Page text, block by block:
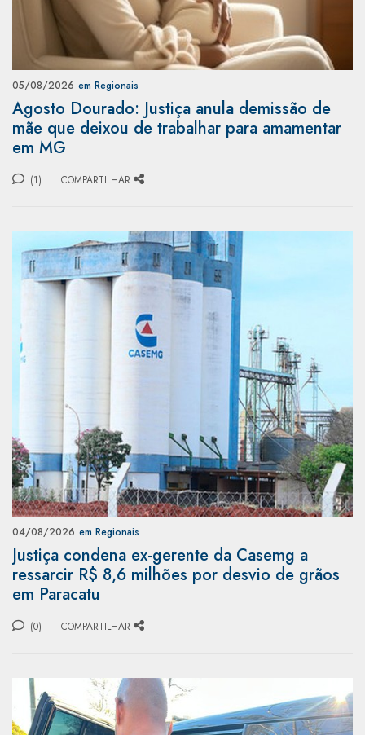
05/08/2026 em Regionais
Agosto Dourado: Justiça anula demissão de
mãe que deixou de trabalhar para amamentar
em MG
(1) COMPARTILHAR
04/08/2026 em Regionais
Justiça condena ex-gerente da Casemg a
ressarcir R$ 8,6 milhões por desvio de grãos
em Paracatu
(0) COMPARTILHAR